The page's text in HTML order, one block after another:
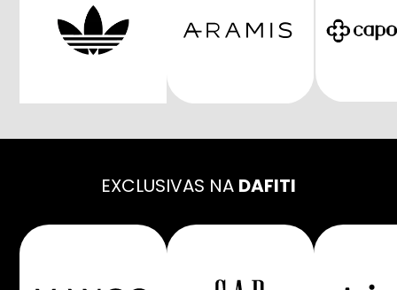
EXCLUSIVAS NA DAFITI